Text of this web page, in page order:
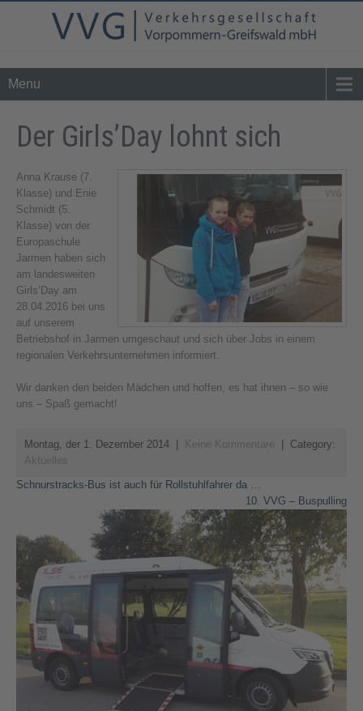
Tel. 0 39 76 - 24 02 - 0info@vvg-bus.de
Menu
Der Girls’Day lohnt sich
Anna Krause (7.
Klasse) und Enie
Schmidt (5.
Klasse) von der
Europaschule
Jarmen haben sich
am landesweiten
Girls’Day am
28.04.2016 bei uns
auf unserem
Betriebshof in Jarmen umgeschaut und sich über Jobs in einem
regionalen Verkehrsunternehmen informiert.
Wir danken den beiden Mädchen und hoffen, es hat ihnen – so wie
uns – Spaß gemacht!
Montag, der 1. Dezember 2014 Keine Kommentare
| Category:
Aktuelles
Beitragsnavigation
Schnurstracks-Bus ist auch für Rollstuhlfahrer da …
10. VVG – Buspulling